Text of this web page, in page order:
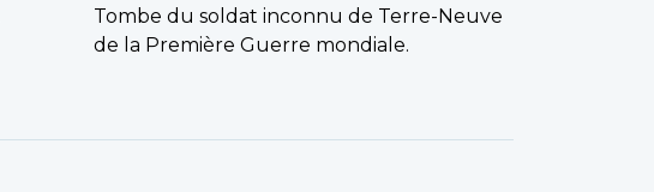
Tombe du soldat inconnu de Terre-Neuve
de la Première Guerre mondiale.